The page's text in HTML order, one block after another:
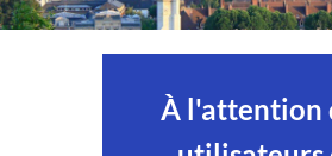
À l'attention